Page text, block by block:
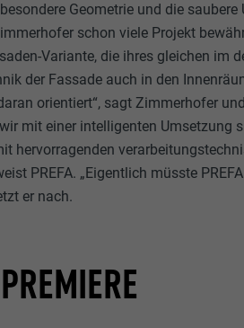
Geometrie und die
schon viele Projekt
Variante, die ihres gleichen im
der Fassade auch in den
orientiert“, sagt Zimmerhofer
mit einer intelligenten Umsetzung
hervorragenden
PREFA. „Eigentlich müsste
er nach.